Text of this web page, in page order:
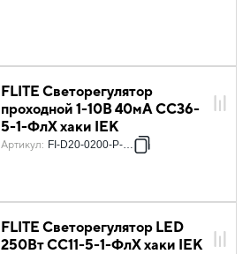
FLITE Светорегулятор
проходной 1-10В 40мА СС36-
5-1-ФлХ хаки IEK
Артикул: FI-D20-0200-P-K59
FLITE Светорегулятор LED
250Вт СС11-5-1-ФлХ хаки IEK